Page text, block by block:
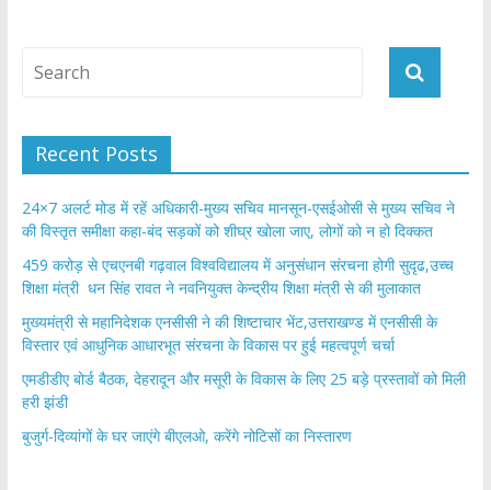
Recent Posts
24×7 अलर्ट मोड में रहें अधिकारी-मुख्य सचिव मानसून-एसईओसी से मुख्य सचिव ने
की विस्तृत समीक्षा कहा-बंद सड़कों को शीघ्र खोला जाए, लोगों को न हो दिक्कत
459 करोड़ से एचएनबी गढ़वाल विश्वविद्यालय में अनुसंधान संरचना होगी सुदृढ,उच्च
शिक्षा मंत्री धन सिंह रावत ने नवनियुक्त केन्द्रीय शिक्षा मंत्री से की मुलाकात
मुख्यमंत्री से महानिदेशक एनसीसी ने की शिष्टाचार भेंट,उत्तराखण्ड में एनसीसी के
विस्तार एवं आधुनिक आधारभूत संरचना के विकास पर हुई महत्वपूर्ण चर्चा
एमडीडीए बोर्ड बैठक, देहरादून और मसूरी के विकास के लिए 25 बड़े प्रस्तावों को मिली
हरी झंडी
बुजुर्ग-दिव्यांगों के घर जाएंगे बीएलओ, करेंगे नोटिसों का निस्तारण